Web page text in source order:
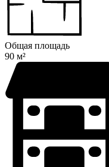
Общая площадь
90 м²